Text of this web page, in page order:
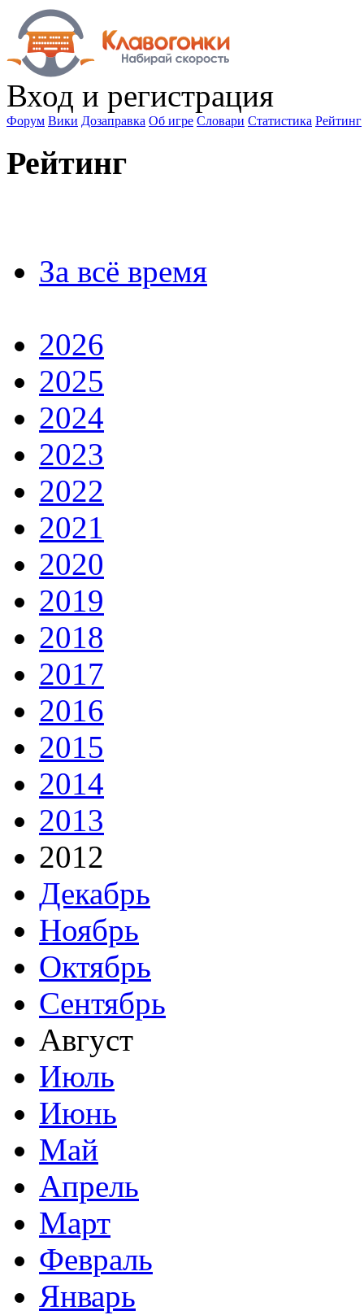
Вход и регистрация
Форум Вики Дозаправка Об игре Словари Статистика Рейтинг
Рейтинг
За всё время
2026
2025
2024
2023
2022
2021
2020
2019
2018
2017
2016
2015
2014
2013
2012
Декабрь
Ноябрь
Октябрь
Сентябрь
Август
Июль
Июнь
Май
Апрель
Март
Февраль
Январь